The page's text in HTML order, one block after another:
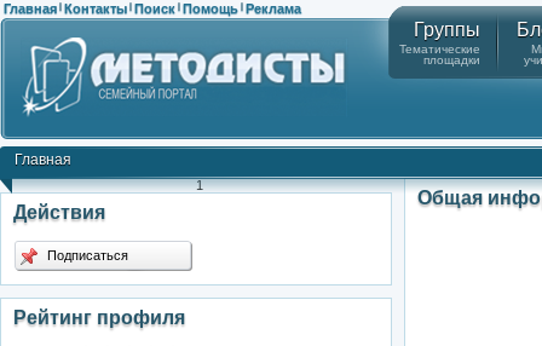
Главная | Контакты | Поиск | Помощь | Реклама
Группы
Тематические
площадки
Главная
1
Действия
Подписаться
Рейтинг профиля
Общая